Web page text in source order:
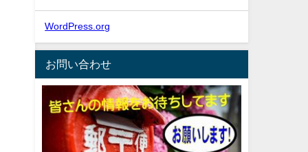
WordPress.org
お問い合わせ